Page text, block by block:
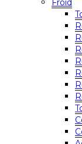
Froid